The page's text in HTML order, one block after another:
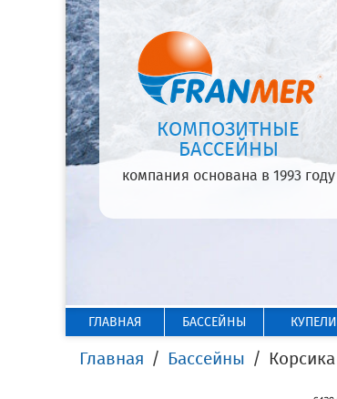
КОМПОЗИТНЫЕ
БАССЕЙНЫ
компания основана в 1993 году
ГЛАВНАЯ БАССЕЙНЫ КУПЕЛИ
Главная Бассейны Корсика